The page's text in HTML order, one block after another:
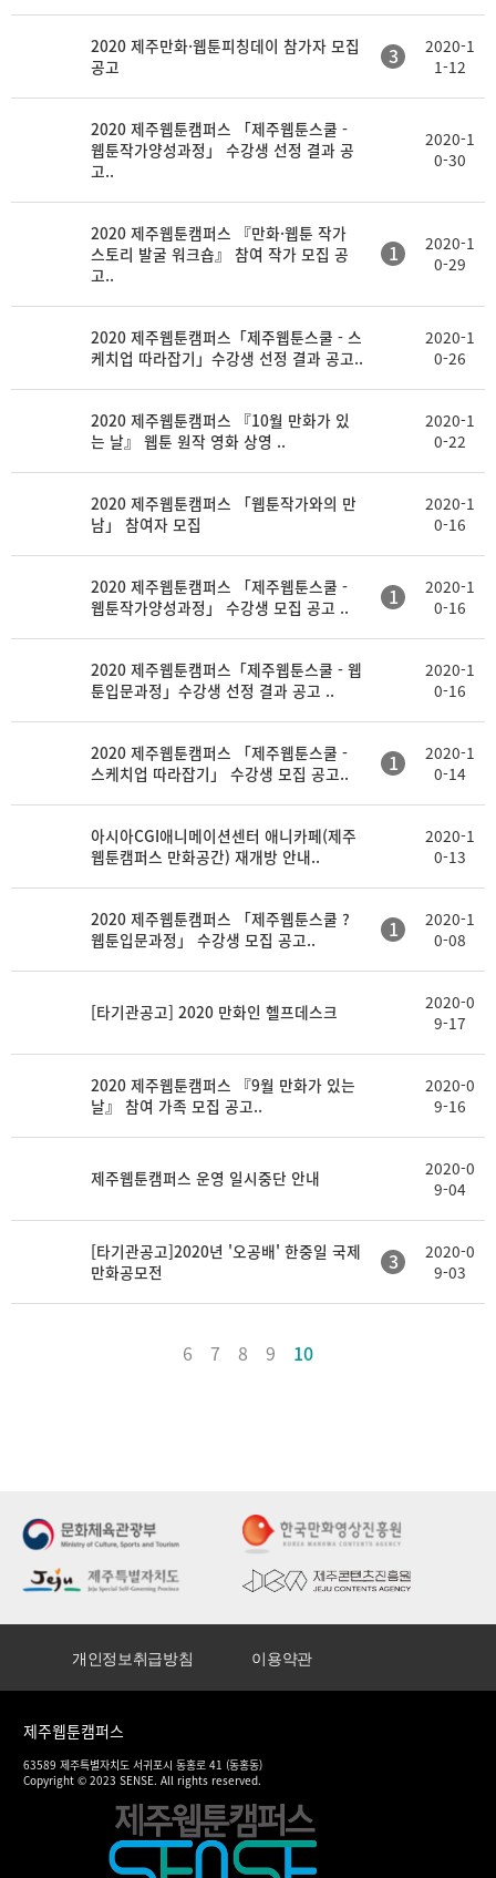
2020 제주만화·웹툰피칭데이 참가자 모집
공고
3
2020-1
1-12
2020 제주웹툰캠퍼스 「제주웹툰스쿨 -
웹툰작가양성과정」 수강생 선정 결과 공
고..
2020-1
0-30
2020 제주웹툰캠퍼스 『만화·웹툰 작가
스토리 발굴 워크숍』 참여 작가 모집 공
고..
1
2020-1
0-29
2020 제주웹툰캠퍼스「제주웹툰스쿨 - 스
케치업 따라잡기」수강생 선정 결과 공고..
2020-1
0-26
2020 제주웹툰캠퍼스 『10월 만화가 있
는 날』 웹툰 원작 영화 상영 ..
2020-1
0-22
2020 제주웹툰캠퍼스 「웹툰작가와의 만
남」 참여자 모집
2020-1
0-16
2020 제주웹툰캠퍼스 「제주웹툰스쿨 -
웹툰작가양성과정」 수강생 모집 공고 ..
1
2020-1
0-16
2020 제주웹툰캠퍼스「제주웹툰스쿨 - 웹
툰입문과정」수강생 선정 결과 공고 ..
2020-1
0-16
2020 제주웹툰캠퍼스 「제주웹툰스쿨 -
스케치업 따라잡기」 수강생 모집 공고..
1
2020-1
0-14
아시아CGI애니메이션센터 애니카페(제주
웹툰캠퍼스 만화공간) 재개방 안내..
2020-1
0-13
2020 제주웹툰캠퍼스 「제주웹툰스쿨 ?
웹툰입문과정」 수강생 모집 공고..
1
2020-1
0-08
[타기관공고] 2020 만화인 헬프데스크
2020-0
9-17
2020 제주웹툰캠퍼스 『9월 만화가 있는
날』 참여 가족 모집 공고..
2020-0
9-16
제주웹툰캠퍼스 운영 일시중단 안내
2020-0
9-04
[타기관공고]2020년 '오공배' 한중일 국제
만화공모전
3
2020-0
9-03
6 7 8 9 10
개인정보취급방침 이용약관
제주웹툰캠퍼스
63589 제주특별자치도 서귀포시 동홍로 41 (동홍동)
Copyright © 2023 SENSE. All rights reserved.